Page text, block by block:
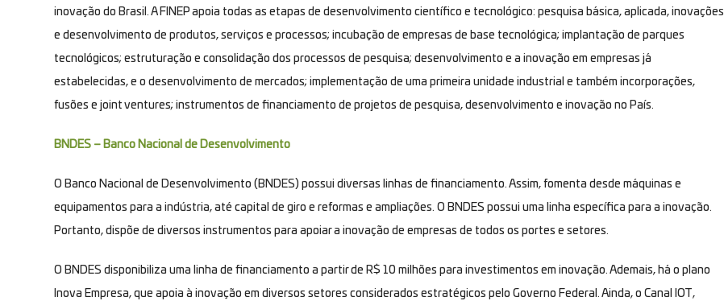
inovação do Brasil. A FINEP apoia todas as etapas de desenvolvimento científico e tecnológico: pesquisa básica, aplicada, inovações
e desenvolvimento de produtos, serviços e processos; incubação de empresas de base tecnológica; implantação de parques
tecnológicos; estruturação e consolidação dos processos de pesquisa; desenvolvimento e a inovação em empresas já
estabelecidas, e o desenvolvimento de mercados; implementação de uma primeira unidade industrial e também incorporações,
fusões e joint ventures; instrumentos de financiamento de projetos de pesquisa, desenvolvimento e inovação no País.
BNDES – Banco Nacional de Desenvolvimento
O Banco Nacional de Desenvolvimento (BNDES) possui diversas linhas de financiamento. Assim, fomenta desde máquinas e
equipamentos para a indústria, até capital de giro e reformas e ampliações. O BNDES possui uma linha específica para a inovação.
Portanto, dispõe de diversos instrumentos para apoiar a inovação de empresas de todos os portes e setores.
O BNDES disponibiliza uma linha de financiamento a partir de R$ 10 milhões para investimentos em inovação. Ademais, há o plano
Inova Empresa, que apoia à inovação em diversos setores considerados estratégicos pelo Governo Federal. Ainda, o Canal IOT,